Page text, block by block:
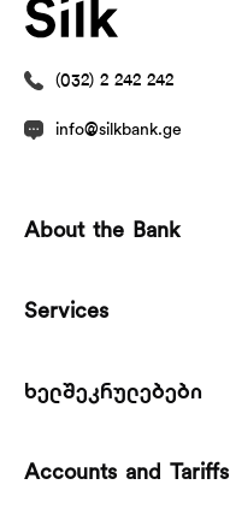
(032) 2 242 242
info@silkbank.ge
About the Bank
Services
ხელშეკრულებები
Accounts and Tariffs